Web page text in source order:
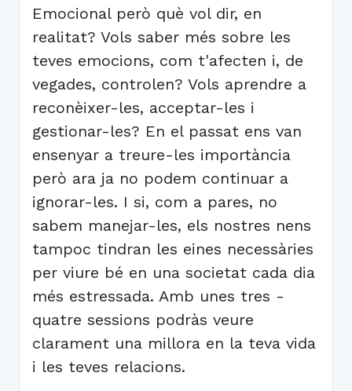
Emocional però què vol dir, en
realitat? Vols saber més sobre les
teves emocions, com t'afecten i, de
vegades, controlen? Vols aprendre a
reconèixer-les, acceptar-les i
gestionar-les? En el passat ens van
ensenyar a treure-les importància
però ara ja no podem continuar a
ignorar-les. I si, com a pares, no
sabem manejar-les, els nostres nens
tampoc tindran les eines necessàries
per viure bé en una societat cada dia
més estressada. Amb unes tres -
quatre sessions podràs veure
clarament una millora en la teva vida
i les teves relacions.